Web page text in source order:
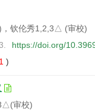
，钦伦秀1,2,3△ (审校)
https://doi.org/
)
审校)